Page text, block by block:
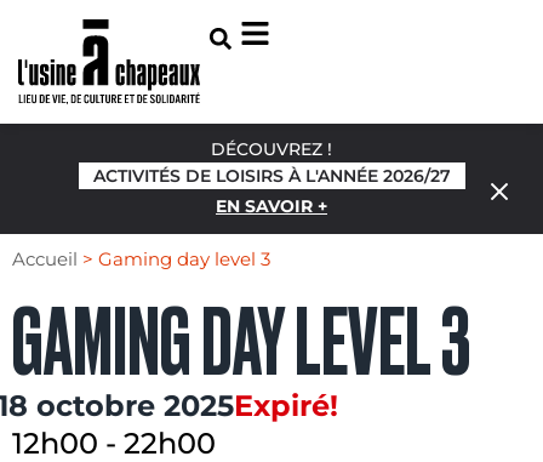
DÉCOUVREZ !
ACTIVITÉS DE LOISIRS À L'ANNÉE 2026/27
EN SAVOIR +
Accueil > Gaming day level 3
GAMING DAY LEVEL 3
octobre 2025Expiré!
12h00 - 22h00